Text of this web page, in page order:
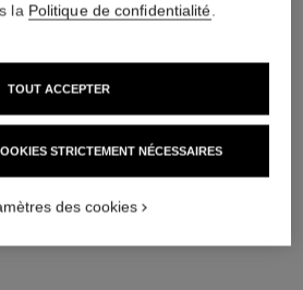
la Politique de confidentialité.
STRICTEMENT NÉCESSAIRES
TOUT ACCEPTER
des cookies